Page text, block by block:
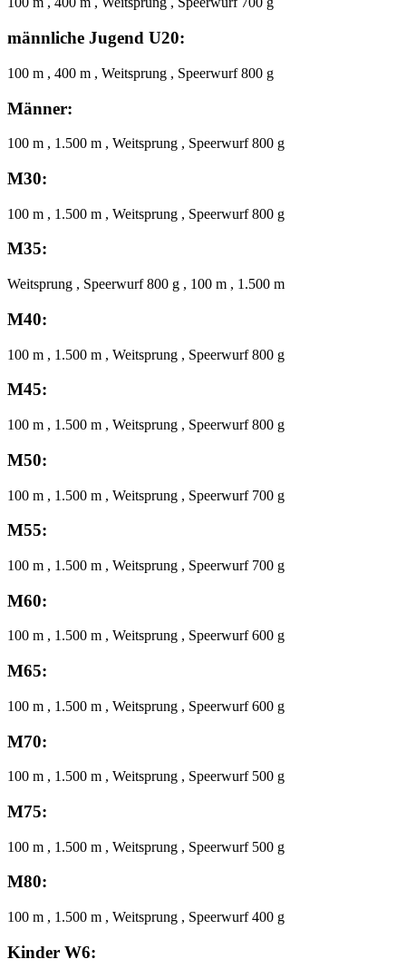
männliche Jugend U20:
100 m , 400 m , Weitsprung , Speerwurf 800 g
Männer:
100 m , 1.500 m , Weitsprung , Speerwurf 800 g
M30:
100 m , 1.500 m , Weitsprung , Speerwurf 800 g
M35:
Weitsprung , Speerwurf 800 g , 100 m , 1.500 m
M40:
100 m , 1.500 m , Weitsprung , Speerwurf 800 g
M45:
100 m , 1.500 m , Weitsprung , Speerwurf 800 g
M50:
100 m , 1.500 m , Weitsprung , Speerwurf 700 g
M55:
100 m , 1.500 m , Weitsprung , Speerwurf 700 g
M60:
100 m , 1.500 m , Weitsprung , Speerwurf 600 g
M65:
100 m , 1.500 m , Weitsprung , Speerwurf 600 g
M70:
100 m , 1.500 m , Weitsprung , Speerwurf 500 g
M75:
100 m , 1.500 m , Weitsprung , Speerwurf 500 g
M80:
100 m , 1.500 m , Weitsprung , Speerwurf 400 g
Kinder W6: